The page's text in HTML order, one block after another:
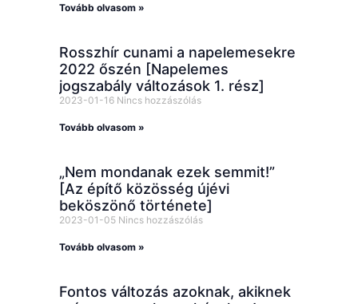
Tovább olvasom »
Rosszhír cunami a napelemesekre
2022 őszén [Napelemes
jogszabály változások 1. rész]
2023-01-16 Nincs hozzászólás
Tovább olvasom »
„Nem mondanak ezek semmit!”
[Az építő közösség újévi
beköszönő története]
2023-01-05 Nincs hozzászólás
Tovább olvasom »
Fontos változás azoknak, akiknek